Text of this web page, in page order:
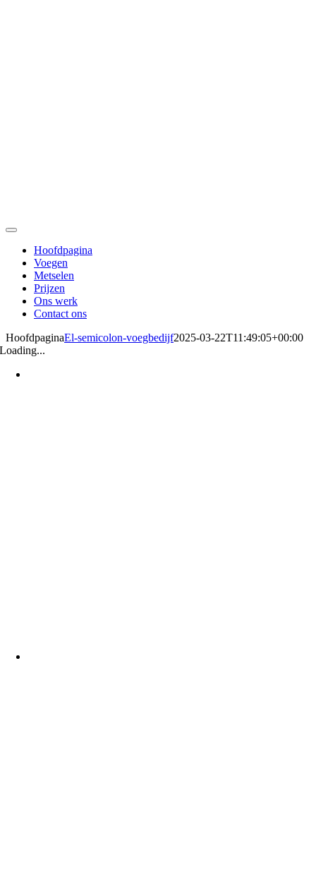
Toggle
NavigationHoofdpagina
Voegen
Metselen
Prijzen
Ons werk
Contact ons
HoofdpaginaEl-semicolon-voegbedijf2025-03-22T11:49:05+00:00
Loading...